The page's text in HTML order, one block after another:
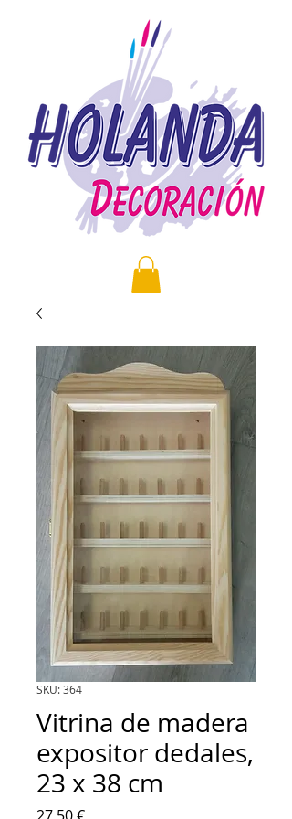
SKU: 364
Vitrina de madera
expositor dedales,
23 x 38 cm
Precio